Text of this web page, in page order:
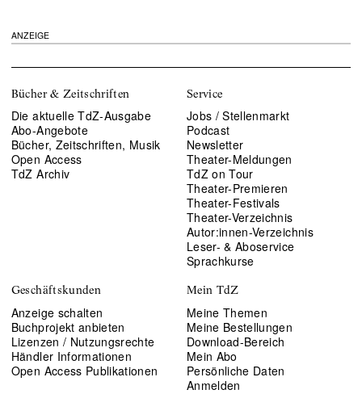
ANZEIGE
Bücher & Zeitschriften
Die aktuelle TdZ-Ausgabe
Abo-Angebote
Bücher, Zeitschriften, Musik
Open Access
TdZ Archiv
Service
Jobs / Stellenmarkt
Podcast
Newsletter
Theater-Meldungen
TdZ on Tour
Theater-Premieren
Theater-Festivals
Theater-Verzeichnis
Autor:innen-Verzeichnis
Leser- & Aboservice
Sprachkurse
Geschäftskunden
Anzeige schalten
Buchprojekt anbieten
Lizenzen / Nutzungsrechte
Händler Informationen
Open Access Publikationen
Mein TdZ
Meine Themen
Meine Bestellungen
Download-Bereich
Mein Abo
Persönliche Daten
Anmelden